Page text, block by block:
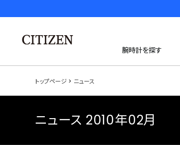
腕時計を探す
トップページ ニュース
ニュース 2010年02月